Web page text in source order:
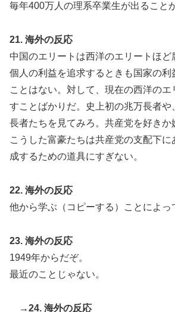
毎年400万人の理系卒業生が出ること
21. 海外の反応
中国のエリートは西洋のエリートほど
個人の利益を追求するときも国家の利
ことはない。対して、現在の西洋の
すことばかりだ。史上初の兆万長者や
長者たちを見てみろ。共産党を好きか
こうした富豪たちは共産党の支配下
成するための道具にすぎない。
22. 海外の反応
他から学ぶ（コピーする）ことによっ
23. 海外の反応
1949年からだぞ。
最近のことじゃない。
→24. 海外の反応